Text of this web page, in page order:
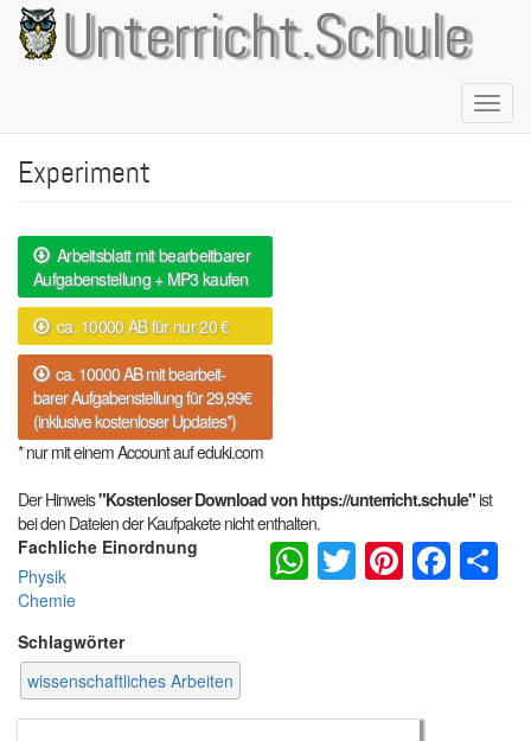
Direkt
zum
Inhalt
Unterricht.Schule
Experiment
Arbeitsblatt mit bearbeitbarer
Aufgabenstellung + MP3 kaufen
ca. 10000 AB für nur 20 €
ca. 10000 AB mit bearbeit-
barer Aufgabenstellung für 29,99€
(inklusive kostenloser Updates*)
* nur mit einem Account auf eduki.com
Der Hinweis"Kostenloser Download von https://unterricht.schule"ist
bei den Dateien der Kaufpakete nicht enthalten.
Fachliche Einordnung
Physik
Chemie
Schlagwörter
wissenschaftliches Arbeiten
WhatsApp
Twitter